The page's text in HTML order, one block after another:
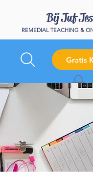
Bij Juf
REMEDIAL TEACHING &
Gratis